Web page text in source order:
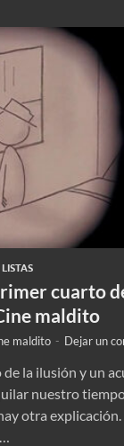
LISTAS
cuarto
maldito
maldito - Dejar un
la ilusión y un
nuestro
otra explicación.